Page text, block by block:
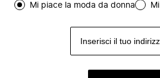
Mi piace la moda da donna